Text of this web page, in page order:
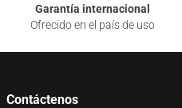
Garantía internacional
Ofrecido en el país de uso
Contáctenos